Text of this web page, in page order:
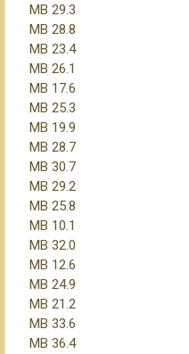
29.3 MB
28.8 MB
23.4 MB
26.1 MB
17.6 MB
25.3 MB
19.9 MB
28.7 MB
30.7 MB
29.2 MB
25.8 MB
10.1 MB
32.0 MB
12.6 MB
24.9 MB
21.2 MB
33.6 MB
36.4 MB